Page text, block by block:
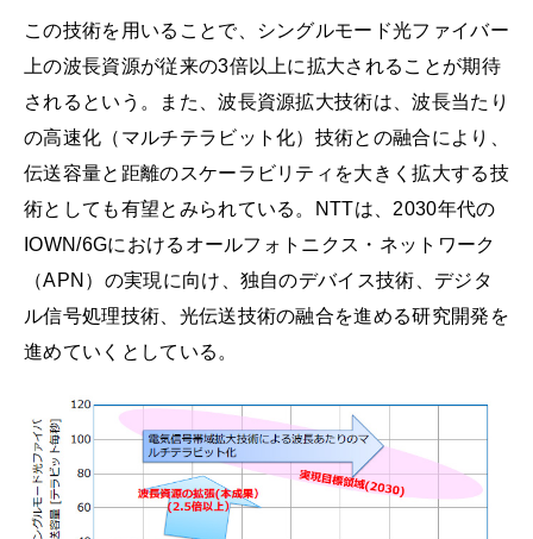
この技術を用いることで、シングルモード光ファイバー
上の波長資源が従来の3倍以上に拡大されることが期待
されるという。また、波長資源拡大技術は、波長当たり
の高速化（マルチテラビット化）技術との融合により、
伝送容量と距離のスケーラビリティを大きく拡大する技
術としても有望とみられている。NTTは、2030年代の
IOWN/6Gにおけるオールフォトニクス・ネットワーク
（APN）の実現に向け、独自のデバイス技術、デジタ
ル信号処理技術、光伝送技術の融合を進める研究開発を
進めていくとしている。